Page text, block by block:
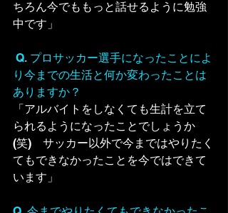
ちろん今でももっと話せるように勉強
中です」
Q. プロサッカー選手になったことによ
り今までの生活と何か変わったことは
ありますか？
「アルバイトをしなくても生計を立て
られるようになったことでしょうか
(笑)　サッカー以外で今まではやりたく
てもできなかったことを今ではできて
います」